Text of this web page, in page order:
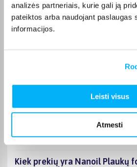
analizės partneriais, kurie gali ją
pateiktos arba naudojant paslaugas
informacijos.
Leisti visus
Atmesti
Laura J.
Kokie Nanoil Plaukų formavimo
kategorijoje esantys produktai
populiariausi?
Kiek prekių yra Nanoil Plaukų